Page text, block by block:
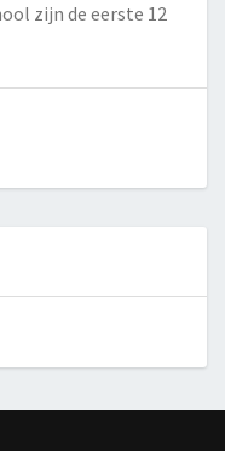
zijn de eerste 12